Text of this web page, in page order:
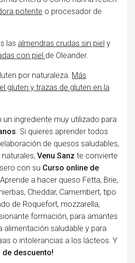
potente o procesador de
las almendras crudas sin piel y
con piel de Oleander.
por naturaleza. Más
gluten y trazas de gluten en la
un ingrediente muy utilizado para
. Si quieres aprender todos
de quesos saludables,
Venu Sanz te convierte
con su Curso online de
Aprende a hacer queso Fetta, Brie,
Cheddar, Camembert, tipo
de Roquefort, mozzarella,
formación, para amantes
alimentación saludable y para
o intolerancias a los lácteos. Y
de descuento!